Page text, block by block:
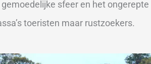
sfeer en het ongerepte
toeristen maar rustzoekers.